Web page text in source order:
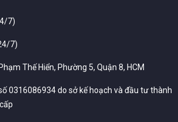
7)
7)
Thế Hiển, Phường 5, Quận 8, HCM
0316086934 do sở kế hoạch và đầu tư thành